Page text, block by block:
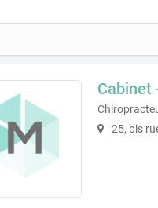
Cabinet
25, bis